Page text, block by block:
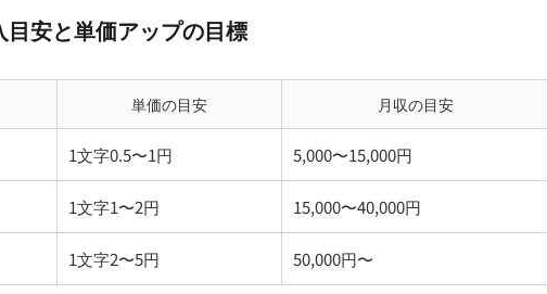
目安と単価アップの目標
単価の目安 月収の目安
1文字0.5〜1円 5,000〜15,000円
1文字1〜2円 15,000〜40,000円
1文字2〜5円 50,000円〜